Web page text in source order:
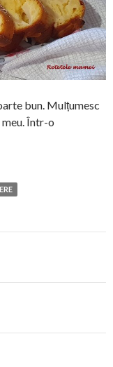
bun. Mulțumesc
Într-o